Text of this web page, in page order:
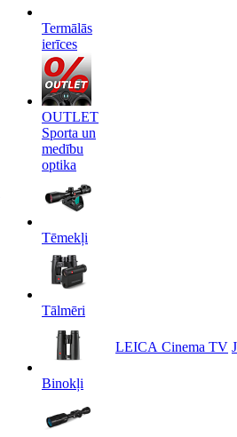
Termālās
ierīces
OUTLET
Sporta un
medību
optika
Tēmekļi
Tālmēri
Binokļi
LEICA Cinema TV